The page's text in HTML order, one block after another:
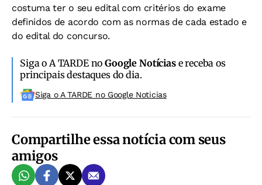
costuma ter o seu edital com critérios do exame
definidos de acordo com as normas de cada estado e
do edital do concurso.
Siga o A TARDE noGoogle Notíciase receba os
principais destaques do dia.
Siga o A TARDE no Google Noticias
Compartilhe essa notícia com seus
amigos